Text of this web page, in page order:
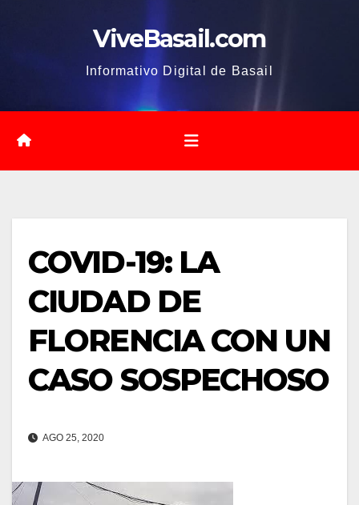
ViveBasail.com
Informativo Digital de Basail
COVID-19: LA
CIUDAD DE
FLORENCIA CON UN
CASO SOSPECHOSO
AGO 25, 2020